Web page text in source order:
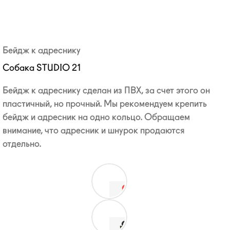
Бейдж к адреснику
Собака STUDIO 21
Бейдж к адреснику сделан из ПВХ, за счет этого он
пластичный, но прочный. Мы рекомендуем крепить
бейдж и адресник на одно кольцо. Обращаем
внимание, что адресник и шнурок продаются
отдельно.